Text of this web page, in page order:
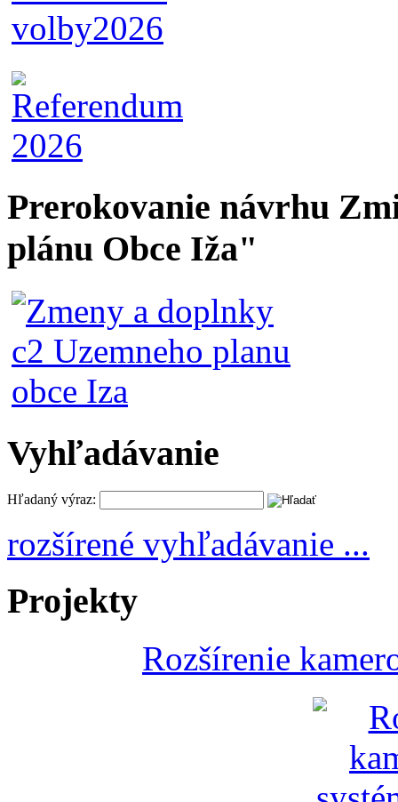
Prerokovanie návrhu
plánu Obce Iža"
Vyhľadávanie
Hľadaný výraz:
rozšírené vyhľadávanie ...
Projekty
Rozšírenie